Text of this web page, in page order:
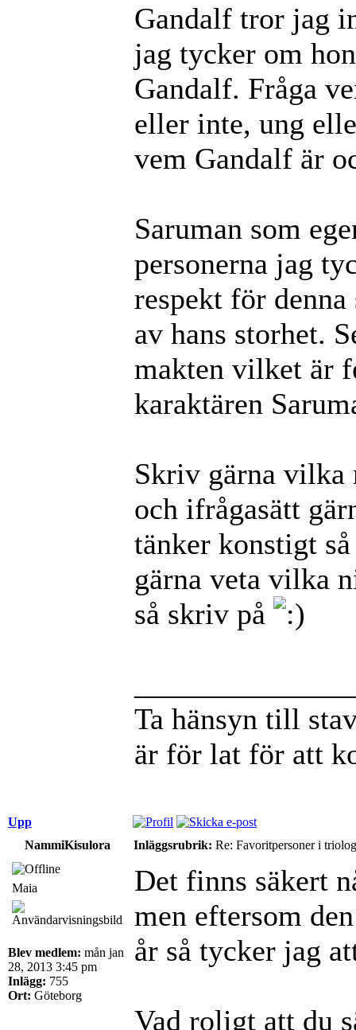
Gandalf tror jag
jag tycker om
Gandalf. Fråga
eller inte, ung
vem Gandalf är
Saruman som
personerna jag
respekt för
av hans storhet.
makten vilket är
karaktären
Skriv gärna vilka
och ifrågasätt
tänker konstigt
gärna veta vilka
så skriv på
Ta hänsyn till
är för lat för att
Upp
NammiKisulora
Inläggsrubrik: Re: Favoritpersoner i
Maia
Blev medlem: mån jan
28, 2013 3:45 pm
Inlägg: 755
Ort: Göteborg
Det finns säkert
men eftersom
år så tycker jag
Vad roligt att du